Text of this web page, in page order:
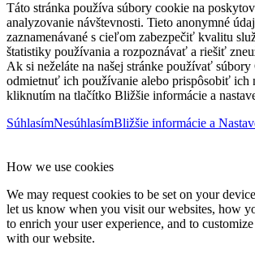
Táto stránka používa súbory cookie na
analyzovanie návštevnosti. Tieto anonymné
zaznamenávané s cieľom zabezpečiť kvalitu
štatistiky používania a rozpoznávať a riešiť
Ak si neželáte na našej stránke používať súbory
odmietnuť ich používanie alebo prispôsobiť ich
kliknutím na tlačítko Bližšie informácie a
SúhlasímNesúhlasímBližšie informácie a
How we use cookies
We may request cookies to be set on your
let us know when you visit our websites, how
to enrich your user experience, and to
with our website.